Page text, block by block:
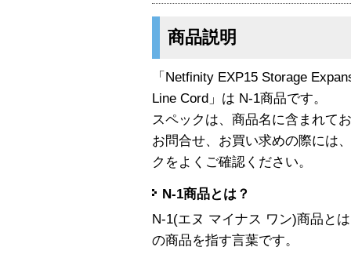
商品説明
「Netfinity EXP15 Storage
Line Cord」は N-1商品です。
スペックは、商品名に含まれて
お問合せ、お買い求めの際には
クをよくご確認ください。
N-1商品とは？
N-1(エヌ マイナス ワン)商品と
の商品を指す言葉です。